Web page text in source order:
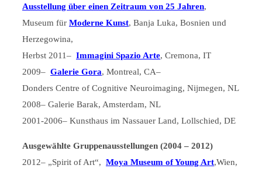
Ausstellung über einen Zeitraum von 25 Jahren,
Museum für Moderne Kunst, Banja Luka, Bosnien und
Herzegowina,
Herbst 2011– Immagini Spazio Arte, Cremona, IT
2009– Galerie Gora, Montreal, CA–
Donders Centre of Cognitive Neuroimaging, Nijmegen, NL
2008– Galerie Barak, Amsterdam, NL
2001-2006– Kunsthaus im Nassauer Land, Lollschied, DE
Ausgewählte Gruppenausstellungen (2004 – 2012)
2012– „Spirit of Art“, Moya Museum of Young Art,Wien,